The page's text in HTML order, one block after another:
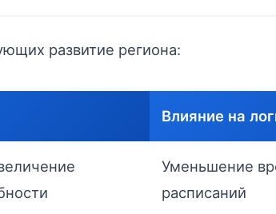
развитие региона:
Влияние на
Уменьшение
расписаний